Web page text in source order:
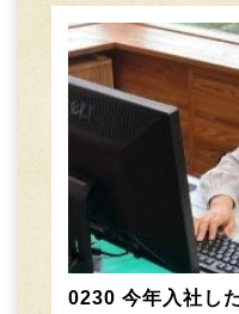
0230 今年入社し